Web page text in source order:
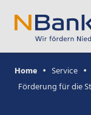
Home Service
Förderung für die